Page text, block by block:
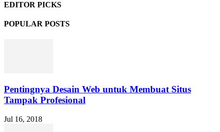
EDITOR PICKS
POPULAR POSTS
Pentingnya Desain Web untuk Membuat Situs
Tampak Profesional
Jul 16, 2018